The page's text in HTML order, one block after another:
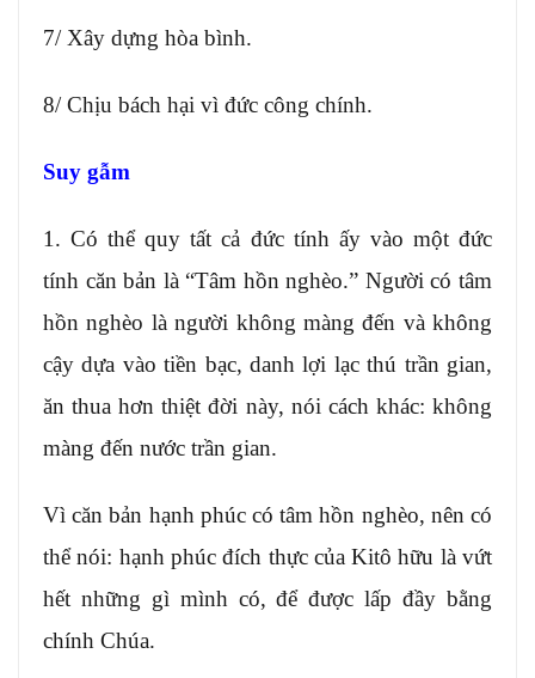
7/ Xây dựng hòa bình.
8/ Chịu bách hại vì đức công chính.
Suy gẫm
1. Có thể quy tất cả đức tính ấy vào một đức
tính căn bản là “Tâm hồn nghèo.” Người có tâm
hồn nghèo là người không màng đến và không
cậy dựa vào tiền bạc, danh lợi lạc thú trần gian,
ăn thua hơn thiệt đời này, nói cách khác: không
màng đến nước trần gian.
Vì căn bản hạnh phúc có tâm hồn nghèo, nên có
thể nói: hạnh phúc đích thực của Kitô hữu là vứt
hết những gì mình có, để được lấp đầy bằng
chính Chúa.